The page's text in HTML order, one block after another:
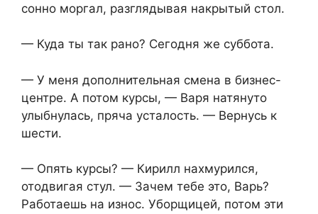
сонно моргал, разглядывая накрытый стол.
— Куда ты так рано? Сегодня же суббота.
— У меня дополнительная смена в бизнес-
центре. А потом курсы, — Варя натянуто
улыбнулась, пряча усталость. — Вернусь к
шести.
— Опять курсы? — Кирилл нахмурился,
отодвигая стул. — Зачем тебе это, Варь?
Работаешь на износ. Уборщицей, потом эти